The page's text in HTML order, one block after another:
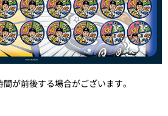
が前後する場合がございます。